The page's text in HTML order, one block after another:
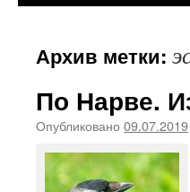
Архив метки:
По Нарве.
Опубликовано 09.07.2019